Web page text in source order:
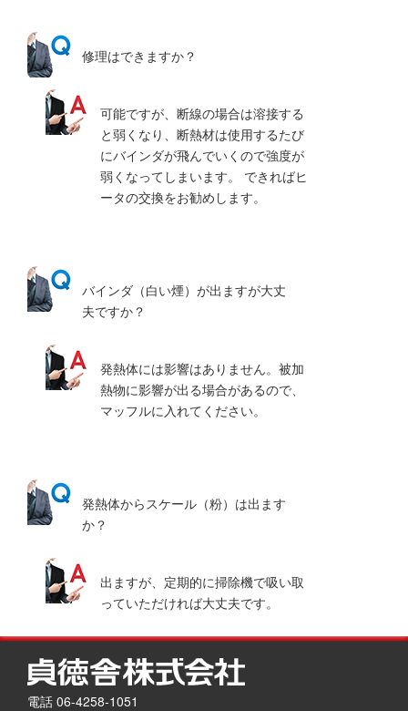
修理はできますか？
可能ですが、断線の場合は溶接する
と弱くなり、断熱材は使用するたび
にバインダが飛んでいくので強度が
弱くなってしまいます。 できればヒ
ータの交換をお勧めします。
バインダ（白い煙）が出ますが大丈
夫ですか？
発熱体には影響はありません。被加
熱物に影響が出る場合があるので、
マッフルに入れてください。
発熱体からスケール（粉）は出ます
か？
出ますが、定期的に掃除機で吸い取
っていただければ大丈夫です。
電話 06-4258-1051